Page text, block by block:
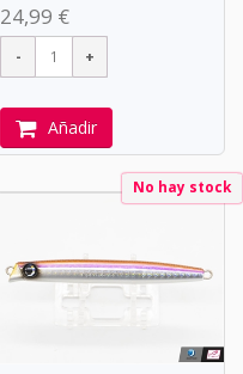
24,99 €
Añadir
No hay stock